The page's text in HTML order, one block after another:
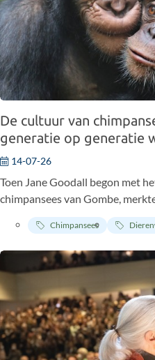
De cultuur van
generatie op generatie
14-07-26
Toen Jane Goodall begon met
chimpansees van Gombe,
elkaar leren. Terugkijkend op
termieten, waarbij de
gereedschap gebruiken, schreef
het ontstaan vertonen van
verstaan als gedragspatronen
imitatie of aanleren.”
Chimpansees